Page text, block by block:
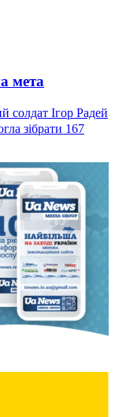
мета
солдат Ігор Радей
зібрати 167